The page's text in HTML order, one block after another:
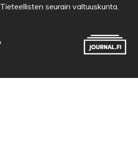
Tieteellisten seurain valtuuskunta.